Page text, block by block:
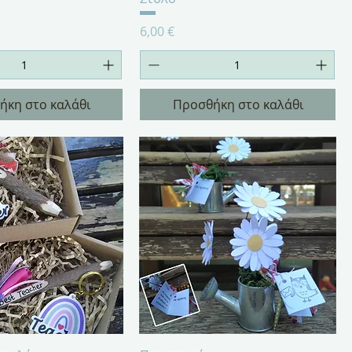
στο καλάθι
Τιμή
6,00 €
Προσθήκη στο καλάθι